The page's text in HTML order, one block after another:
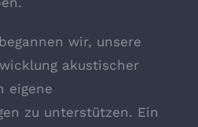
wir, unsere
akustischer
eigene
zu unterstützen. Ein